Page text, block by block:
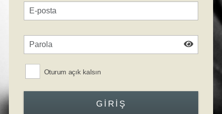
Oturum açık kalsın
GIRIŞ